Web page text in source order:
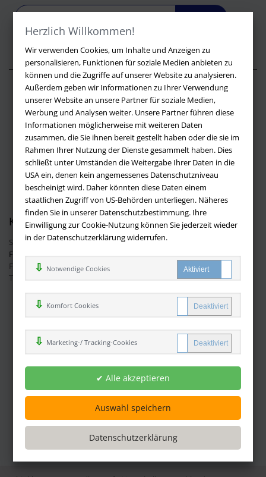
Herzlich Willkommen!
Wir verwenden Cookies, um Inhalte und Anzeigen zu
personalisieren, Funktionen für soziale Medien anbieten zu
können und die Zugriffe auf unserer Website zu analysieren.
Außerdem geben wir Informationen zu Ihrer Verwendung
unserer Website an unsere Partner für soziale Medien,
Werbung und Analysen weiter. Unsere Partner führen diese
Informationen möglicherweise mit weiteren Daten
zusammen, die Sie ihnen bereit gestellt haben oder die sie im
Rahmen Ihrer Nutzung der Dienste gesammelt haben. Dies
schließt unter Umständen die Weitergabe Ihrer Daten in die
USA ein, denen kein angemessenes Datenschutzniveau
bescheinigt wird. Daher könnten diese Daten einem
staatlichen Zugriff von US-Behörden unterliegen. Näheres
finden Sie in unserer Datenschutzbestimmung. Ihre
Einwilligung zur Cookie-Nutzung können Sie jederzeit wieder
in der Datenschutzerklärung widerrufen.
Notwendige Cookies
Komfort Cookies
Marketing-/ Tracking-Cookies
Über buchversandmimpf2000.de
Impressum
Versandbedingungen
Widerruf
Batteriehinweis
AGB
Datenschutz
Kontakt
Sie haben Fragen?Hier finden Sie Antworten auf häufig gestellte
Fragen.
Fragen per E-Mail:info@buchversandmimpf2000.de
Telefon: +49 (0)9209 20 23 188
Ihre Vorteile bei uns
Kostenloser Versand innerhalb Deutschlands
Sicherer Online Shop und Zahlung mit SSL-Verschlüsselung
Viele Zahlungsmethoden wie PayPal oder per Vorkasse
Zahlweisen